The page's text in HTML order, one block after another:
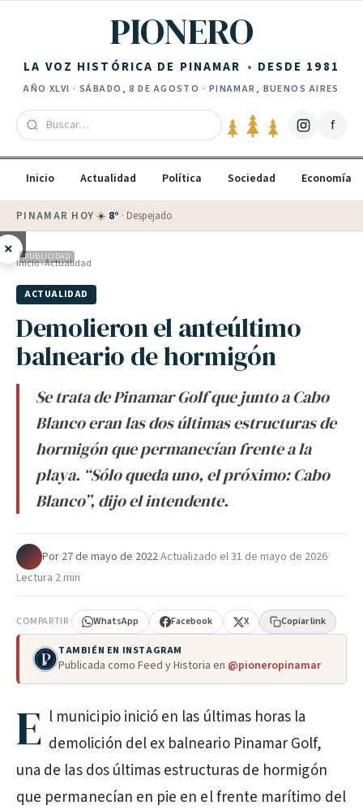
PIONERO
LA VOZ HISTÓRICA DE PINAMAR DESDE 1981
AÑO XLVI · SÁBADO, 8 DE AGOSTO · PINAMAR, BUENOS AIRES
f
Inicio Actualidad Política Sociedad Economía
PINAMAR HOY·☀️ 8° · Despejado
× PUBLICIDAD
Inicio›Actualidad
ACTUALIDAD
Demolieron el anteúltimo
balneario de hormigón
Se trata de Pinamar Golf que junto a Cabo
Blanco eran las dos últimas estructuras de
hormigón que permanecían frente a la
playa. “Sólo queda uno, el próximo: Cabo
Blanco”, dijo el intendente.
Por·27 de mayo de 2022·Actualizado el31 de mayo de 2026·
Lectura 2 min
COMPARTIR WhatsApp Facebook X Copiar link
TAMBIÉN EN INSTAGRAM
Publicada como Feed y Historia en @pioneropinamar
E l municipio inició en las últimas horas la
demolición del ex balneario Pinamar Golf,
una de las dos últimas estructuras de hormigón
que permanecían en pie en el frente marítimo del